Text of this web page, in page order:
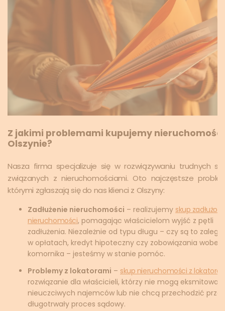
Z jakimi problemami kupujemy
Olszynie?
Nasza firma specjalizuje się w rozwiązywaniu trudnych
związanych z nieruchomościami. Oto najczęstsze
którymi zgłaszają się do nas klienci z Olszyny:
Zadłużenie nieruchomości – realizujemy skup
nieruchomości, pomagając właścicielom wyjść z pętli
zadłużenia. Niezależnie od typu długu – czy są to
w opłatach, kredyt hipoteczny czy zobowiązania wobec
komornika – jesteśmy w stanie pomóc.
Problemy z lokatorami – skup nieruchomości z
rozwiązanie dla właścicieli, którzy nie mogą eksmitować
nieuczciwych najemców lub nie chcą przechodzić przez
długotrwały proces sądowy.